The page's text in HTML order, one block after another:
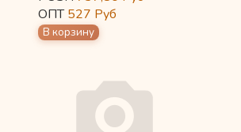
ОПТ527 Руб